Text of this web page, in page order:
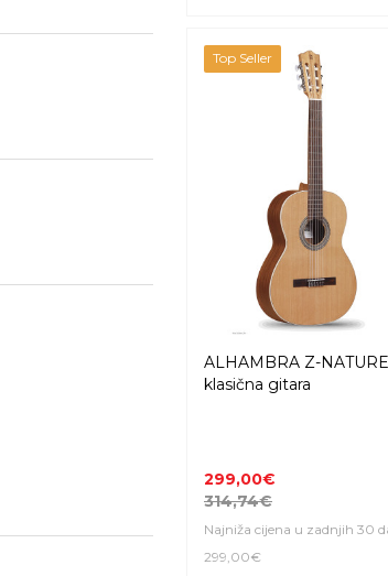
Top Seller
ALHAMBRA Z-NATURE
klasična gitara
299,00€
314,74€
Najniža cijena u zadnjih 30
299,00€